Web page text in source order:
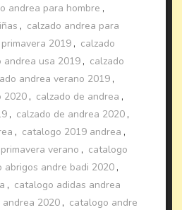
andrea para hombre ,
, calzado andrea para
2019 , calzado
andrea usa 2019 , calzado
andrea verano 2019 ,
2020 , calzado de andrea ,
, calzado de andrea 2020 ,
, catalogo 2019 andrea ,
verano , catalogo
abrigos andre badi 2020 ,
, catalogo adidas andrea
2020 , catalogo andre